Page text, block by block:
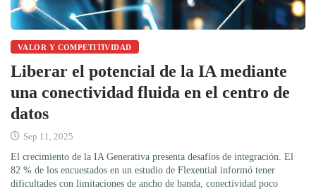
VALOR Y COMPETITIVIDAD
Liberar el potencial de la IA mediante
una conectividad fluida en el centro de
datos
Sep 11, 2025
El crecimiento de la IA Generativa presenta desafíos de integración. El
82 % de los encuestados en un estudio de Flexential informó tener
dificultades con limitaciones de ancho de banda, conectividad poco